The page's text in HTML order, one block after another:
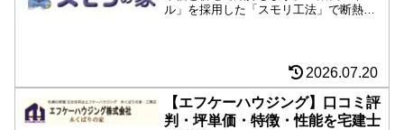
ル」を採用した「スモリ工法」で断熱
もし全国展開したら日本の建築業界がひ
っくり返るかもしれません。
2026.07.20
【エフケーハウジング】口コミ評
判・坪単価・特徴・性能を宅建士